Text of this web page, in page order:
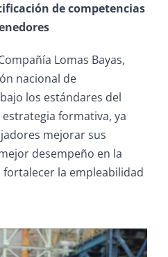
de competencias
Lomas Bayas,
nacional de
los estándares del
formativa, ya
mejorar sus
desempeño en la
fortalecer la empleabilidad